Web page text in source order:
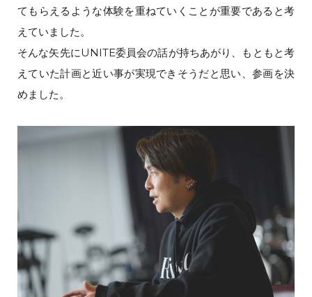
てもらえるような体験を重ねていくことが重要であると考
えていました。
そんな矢先にUNITE委員会の話が持ちあがり、もともと考
えていた計画と近い事が実現できそうだと思い、参画を決
めました。